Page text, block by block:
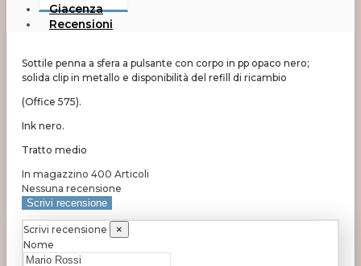
Giacenza
Recensioni
Sottile penna a sfera a pulsante con corpo in pp opaco nero;
solida clip in metallo e disponibilità del refill di ricambio
(Office 575).
Ink nero.
Tratto medio
In magazzino 400 Articoli
Nessuna recensione
Scrivi recensione
Scrivi recensione
×
Nome